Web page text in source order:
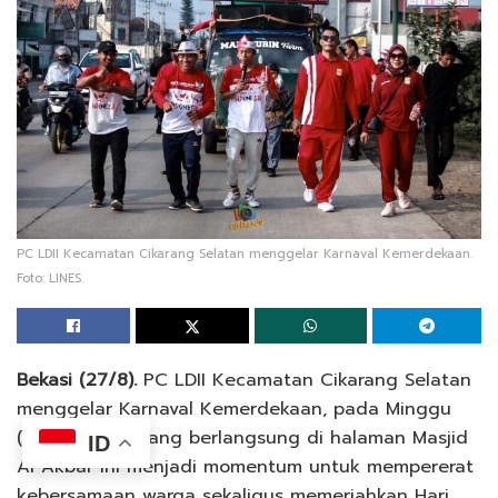
PC LDII Kecamatan Cikarang Selatan menggelar Karnaval Kemerdekaan.
Foto: LINES.
Bekasi (27/8).PC LDII Kecamatan Cikarang Selatan
menggelar Karnaval Kemerdekaan, pada Minggu
(24/8). Acara yang berlangsung di halaman Masjid
Al Akbar ini menjadi momentum untuk mempererat
ID